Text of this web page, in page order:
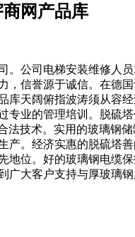
网产品库
司电梯安装维修人
信誉源于诚信。在德
天阔俯指波涛须从容
业的管理培训。脱硫
技术。实用的玻璃钢
。经济实惠的脱硫塔
位。好的玻璃钢电缆
大客户支持与厚玻璃钢